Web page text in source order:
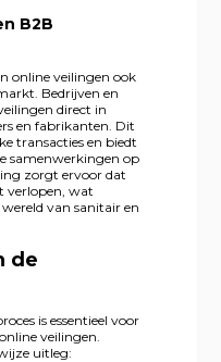
B2B
online veilingen ook
Bedrijven en
direct in
en fabrikanten. Dit
transacties en biedt
samenwerkingen op
zorgt ervoor dat
verlopen, wat
van sanitair en
de
is essentieel voor
veilingen.
uitleg: